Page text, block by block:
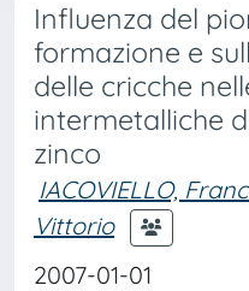
Influenza del
formazione e
delle cricche
intermetalliche
zinco
IACOVIELLO,
Vittorio
2007-01-01